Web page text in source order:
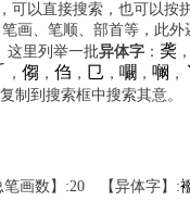
可以直接搜索，也可以按
画、笔顺、部首等，此
这里列举一批异体字： 䶮 ，
， 㑳 ， 㑇 ， 㔾 ， 㘚 ， 㘎 ，
制到搜索框中搜索其意。
笔画数】:20 【异体字】: